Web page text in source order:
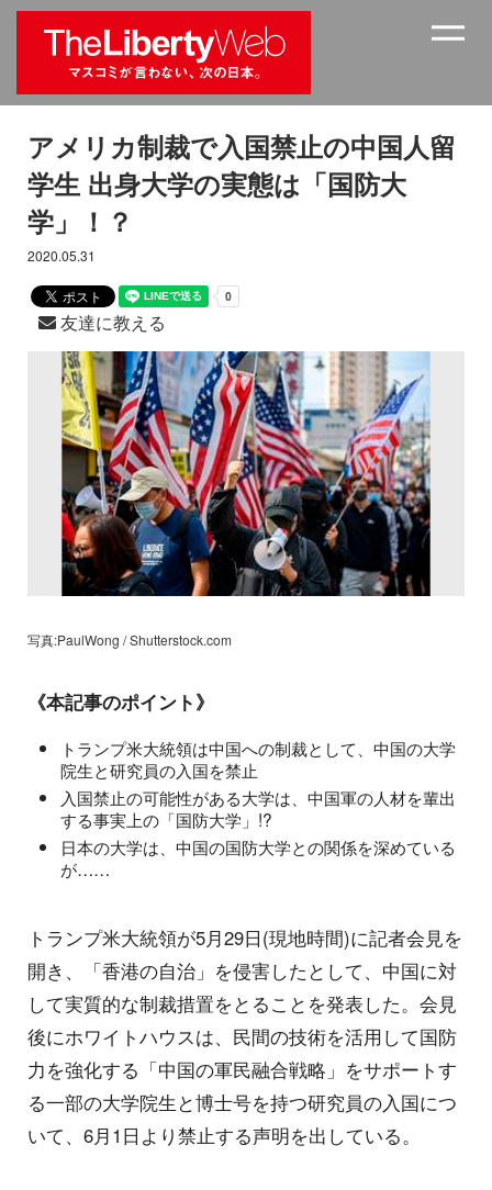
アメリカ制裁で入国禁止の中国人留
学生 出身大学の実態は「国防大
学」！？
2020.05.31
友達に教える
写真:PaulWong / Shutterstock.com
《本記事のポイント》
トランプ米大統領は中国への制裁として、中国の大学
院生と研究員の入国を禁止
入国禁止の可能性がある大学は、中国軍の人材を輩出
する事実上の「国防大学」!?
日本の大学は、中国の国防大学との関係を深めている
が……
トランプ米大統領が5月29日(現地時間)に記者会見を
開き、「香港の自治」を侵害したとして、中国に対
して実質的な制裁措置をとることを発表した。会見
後にホワイトハウスは、民間の技術を活用して国防
力を強化する「中国の軍民融合戦略」をサポートす
る一部の大学院生と博士号を持つ研究員の入国につ
いて、6月1日より禁止する声明を出している。